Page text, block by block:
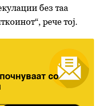
без таа
рече тој.
со